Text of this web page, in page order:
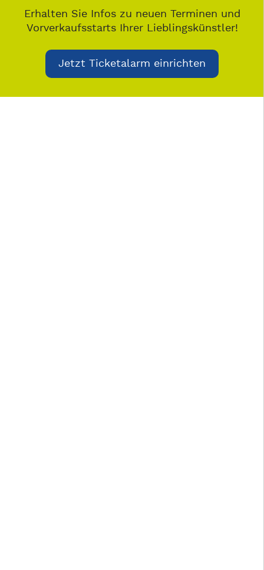
Erhalten Sie Infos zu neuen Terminen und
Vorverkaufsstarts Ihrer Lieblingskünstler!
Jetzt Ticketalarm einrichten